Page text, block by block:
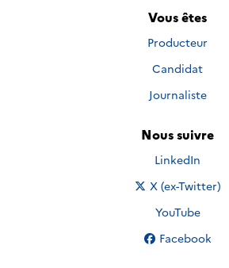
Vous êtes
Producteur
Candidat
Journaliste
Nous suivre
Nous suivre sur
LinkedIn
Nous suivre sur
X (ex-Twitter)
Nous suivre sur
YouTube
Nous suivre sur
Facebook